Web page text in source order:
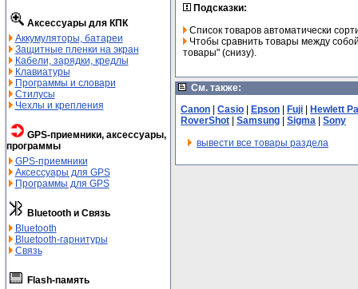
Аксессуары для КПК
Аккумуляторы, батареи
Защитные пленки на экран
Кабели, зарядки, кредлы
Клавиатуры
Программы и словари
Стилусы
Чехлы и крепления
GPS-приемники, аксессуары,
программы
GPS-приемники
Аксессуары для GPS
Программы для GPS
Bluetooth и Связь
Bluetooth
Bluetooth-гарнитуры
Связь
Flash-память
Подсказки:
Список товаров автоматически
Чтобы сравнить товары между
товары" (снизу).
См. также:
Canon
Casio Epson Fuji
Hewlett
RoverShot
Samsung Sigma
Sony
вывести все товары раздела